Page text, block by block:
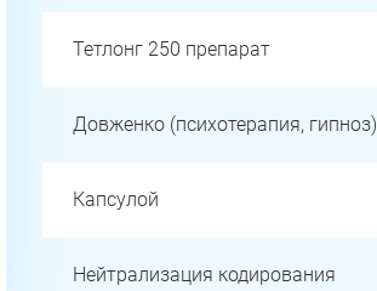
Тетлонг 250 препарат
Довженко (психотерапия, гипноз)
Капсулой
Нейтрализация кодирования